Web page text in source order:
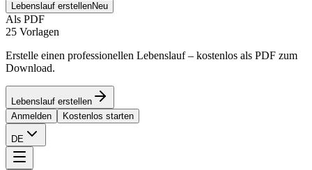
Lebenslauf erstellenNeu
Als PDF
25 Vorlagen
Erstelle einen professionellen Lebenslauf – kostenlos als PDF zum
Download.
Lebenslauf erstellen
Anmelden
Kostenlos starten
DE